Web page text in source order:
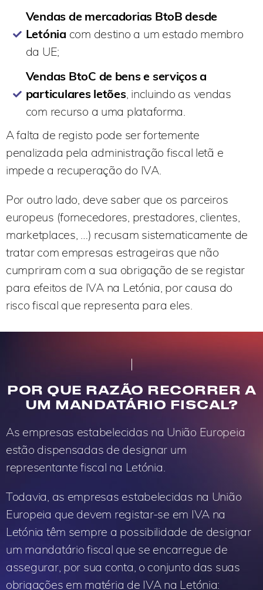
Vendas de mercadorias BtoB desde
Letónia com destino a um estado membro
da UE;
Vendas BtoC de bens e serviços a
particulares letões, incluindo as vendas
com recurso a uma plataforma.
A falta de registo pode ser fortemente
penalizada pela administração fiscal letã e
impede a recuperação do IVA.
Por outro lado, deve saber que os parceiros
europeus (fornecedores, prestadores, clientes,
marketplaces, …) recusam sistematicamente de
tratar com empresas estrageiras que não
cumpriram com a sua obrigação de se registar
para efeitos de IVA na Letónia, por causa do
risco fiscal que representa para eles.
POR QUE RAZÃO RECORRER A
UM MANDATÁRIO FISCAL?
As empresas estabelecidas na União Europeia
estão dispensadas de designar um
representante fiscal na Letónia.
Todavia, as empresas estabelecidas na União
Europeia que devem registar-se em IVA na
Letónia têm sempre a possibilidade de designar
um mandatário fiscal que se encarregue de
assegurar, por sua conta, o conjunto das suas
obrigações em matéria de IVA na Letónia: